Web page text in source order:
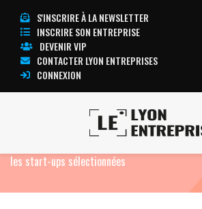
S'INSCRIRE À LA NEWSLETTER
INSCRIRE SON ENTREPRISE
DEVENIR VIP
CONTACTER LYON ENTREPRISES
CONNEXION
4ème édition du salon VivaTech du
les start-ups sélectionnées